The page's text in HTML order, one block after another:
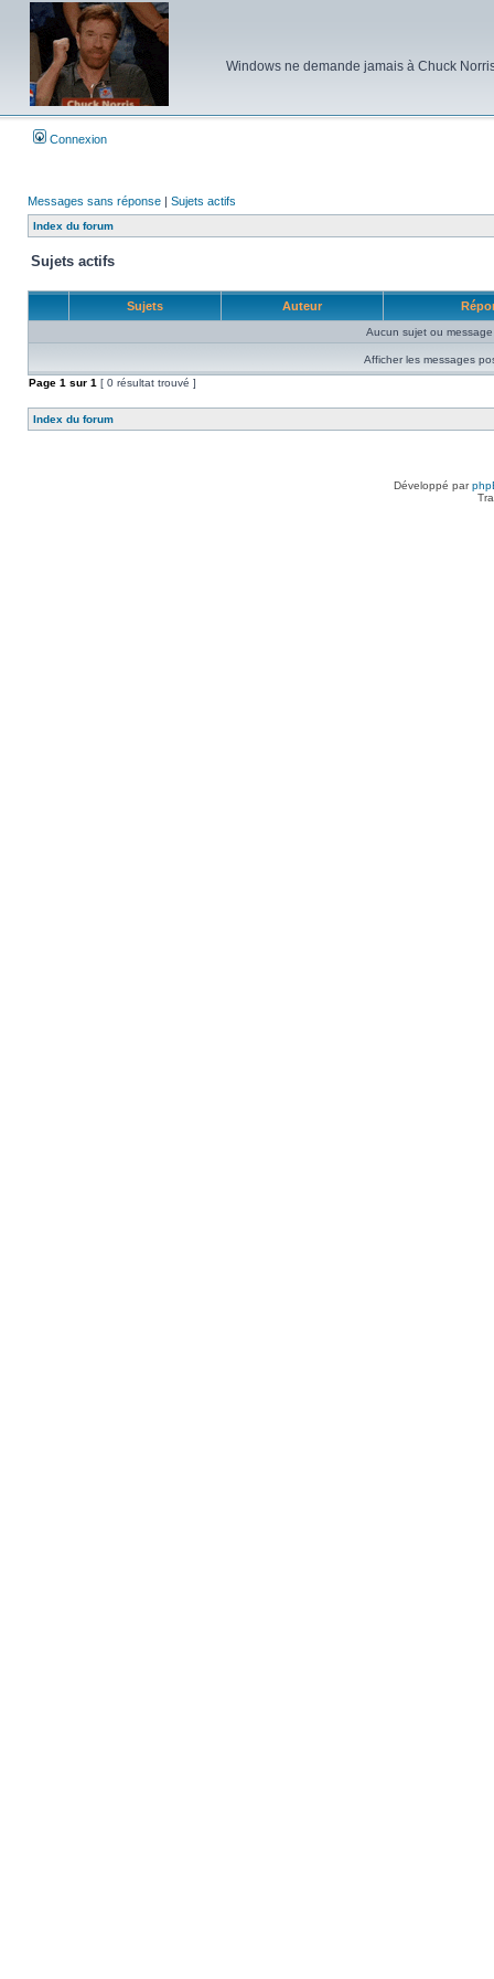
Windows ne demande jamais à Chuck
Connexion
Messages sans réponse | Sujets actifs
Index du forum
Sujets actifs
Sujets Auteur
Aucun sujet ou
Afficher les messages
Page 1 sur 1 [ 0 résultat trouvé ]
Index du forum
Développé par